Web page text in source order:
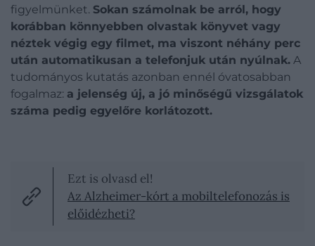
figyelmünket. Sokan számolnak be arról, hogy
korábban könnyebben olvastak könyvet vagy
néztek végig egy filmet, ma viszont néhány perc
után automatikusan a telefonjuk után nyúlnak. A
tudományos kutatás azonban ennél óvatosabban
fogalmaz: a jelenség új, a jó minőségű vizsgálatok
száma pedig egyelőre korlátozott.
Ezt is olvasd el!
Az Alzheimer-kórt a mobiltelefonozás is
előidézheti?